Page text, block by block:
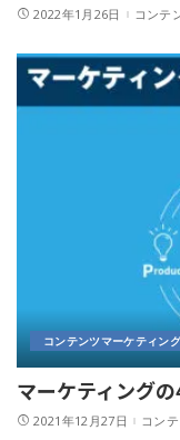
2022年1月26日 コンテ
コンテンツマーケティング
マーケティング
2021年12月27日 コン